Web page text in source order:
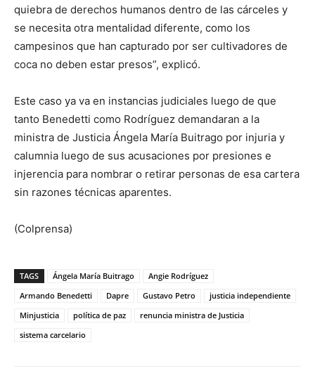
quiebra de derechos humanos dentro de las cárceles y
se necesita otra mentalidad diferente, como los
campesinos que han capturado por ser cultivadores de
coca no deben estar presos”, explicó.
Este caso ya va en instancias judiciales luego de que
tanto Benedetti como Rodríguez demandaran a la
ministra de Justicia Ángela María Buitrago por injuria y
calumnia luego de sus acusaciones por presiones e
injerencia para nombrar o retirar personas de esa cartera
sin razones técnicas aparentes.
(Colprensa)
TAGS Ángela María Buitrago
Angie Rodríguez
Armando Benedetti
Dapre Gustavo Petro
justicia independiente
Minjusticia
política de paz​
renuncia ministra de Justicia
sistema carcelario